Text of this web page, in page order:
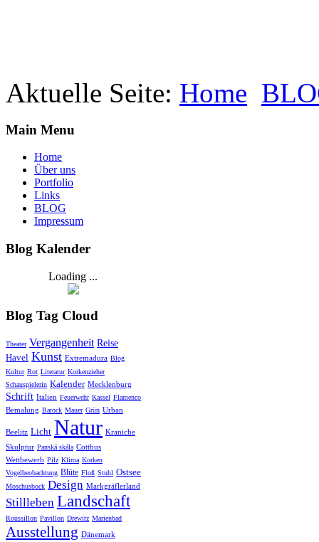
Aktuelle Seite: Home
Main Menu
Home
Über uns
Portfolio
Links
BLOG
Impressum
Blog Kalender
Loading ...
Blog Tag Cloud
Theater Vergangenheit Reise
Havel Kunst Extremadura Blog
Kultur Rot Literatur Korkenzieher
Schauspielerin Kalender Mecklenburg
Schrift Italien Feuerwehr Kassel Flamenco
Bemalung Barock Mauer Grün Urban
Beelitz Licht Natur Kraniche
Skulptur Panská skála Cottbus
Wettbewerb Pilz Klima Korken
Vogelbeobachtung Blüte Floß Stuhl Ostsee
Moschusbock Design Markgräflerland
Stillleben Landschaft
Roussillon Pavillon Drewitz Marienbad
Ausstellung Dänemark